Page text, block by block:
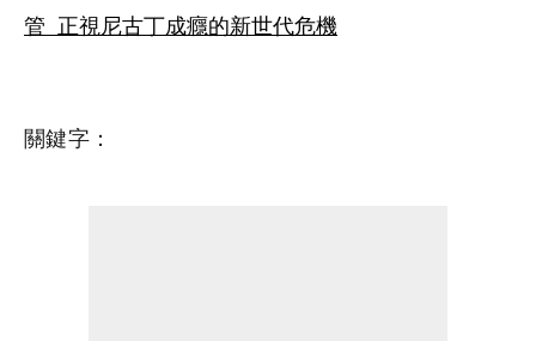
管  正視尼古丁成癮的新世代危機
關鍵字：